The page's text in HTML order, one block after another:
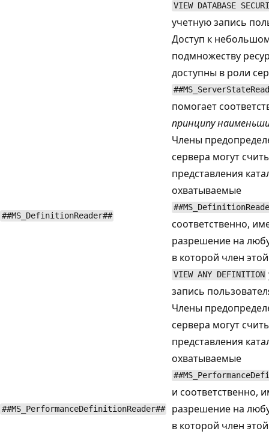
VIEW DATABASE
учетную запись
Доступ к
подмножеству
доступны в роли
помогает
принципу
##MS_DefinitionReader##
Члены
сервера могут
представления
охватываемые
соответственно,
разрешение на
в которой член
VIEW ANY DEFINITION
запись
##MS_PerformanceDefinitionReader##
Члены
сервера могут
представления
охватываемые
и соответственно,
разрешение на
в которой член